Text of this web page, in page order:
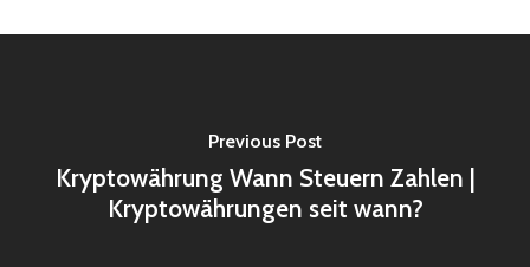
Previous Post
Kryptowährung Wann Steuern Zahlen |
Kryptowährungen seit wann?